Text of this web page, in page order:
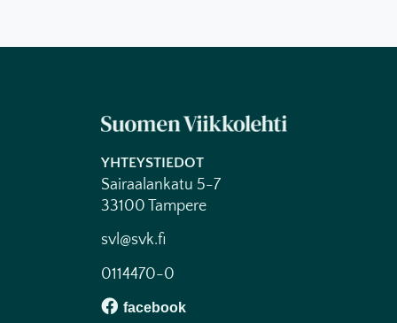
YHTEYSTIEDOT
Sairaalankatu 5-7
33100 Tampere
svl@svk.fi
0114470-0